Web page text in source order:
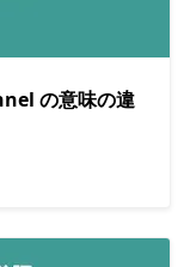
の意味の違